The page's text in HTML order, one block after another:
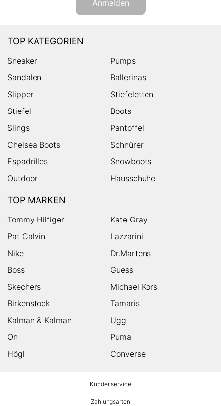
Anmelden
TOP KATEGORIEN
Sneaker
Pumps
Sandalen
Ballerinas
Slipper
Stiefeletten
Stiefel
Boots
Slings
Pantoffel
Chelsea Boots
Schnürer
Espadrilles
Snowboots
Outdoor
Hausschuhe
TOP MARKEN
Tommy Hilfiger
Kate Gray
Pat Calvin
Lazzarini
Nike
Dr.Martens
Boss
Guess
Skechers
Michael Kors
Birkenstock
Tamaris
Kalman & Kalman
Ugg
On
Puma
Högl
Converse
Kundenservice
Zahlungsarten